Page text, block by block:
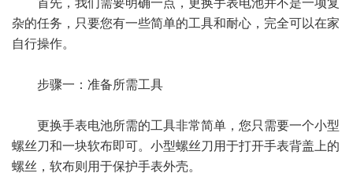
首先，我们需要明确一点，更换手表电池并不是一项复
杂的任务，只要您有一些简单的工具和耐心，完全可以在家
自行操作。
步骤一：准备所需工具
更换手表电池所需的工具非常简单，您只需要一个小型
螺丝刀和一块软布即可。小型螺丝刀用于打开手表背盖上的
螺丝，软布则用于保护手表外壳。